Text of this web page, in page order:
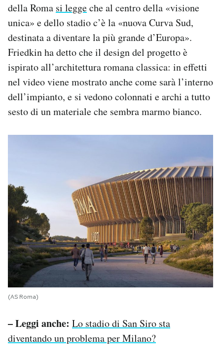
della Roma si leggeche al centro della «visione
unica» e dello stadio c’è la «nuova Curva Sud,
destinata a diventare la più grande d’Europa».
Friedkin ha detto che il design del progetto è
ispirato all’architettura romana classica: in effetti
nel video viene mostrato anche come sarà l’interno
dell’impianto, e si vedono colonnati e archi a tutto
sesto di un materiale che sembra marmo bianco.
(AS Roma)
– Leggi anche: Lo stadio di San Siro sta
diventando un problema per Milano?